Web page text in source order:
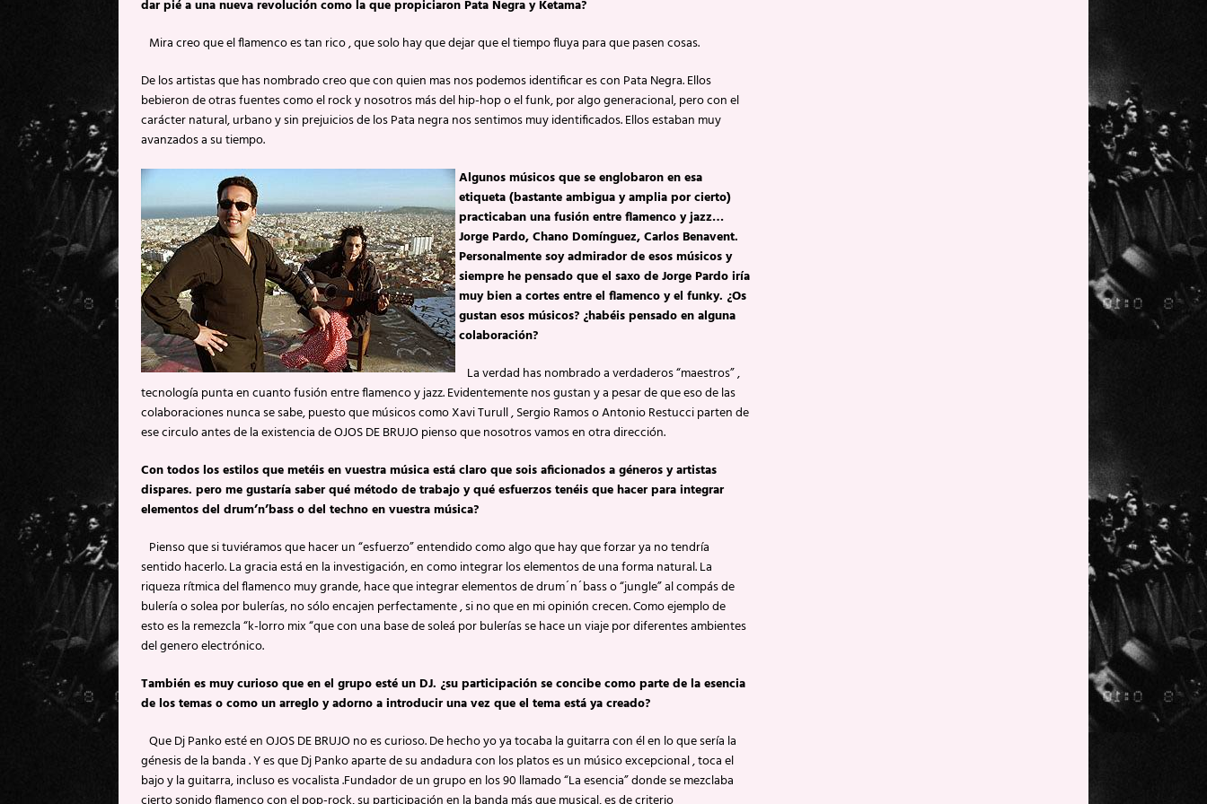
dar pié a una nueva revolución como la que propiciaron Pata Negra y Ketama?
Mira creo que el flamenco es tan rico , que solo hay que dejar que el tiempo fluya para que pasen cosas.
De los artistas que has nombrado creo que con quien mas nos podemos identificar es con Pata Negra. Ellos
bebieron de otras fuentes como el rock y nosotros más del hip-hop o el funk, por algo generacional, pero con el
carácter natural, urbano y sin prejuicios de los Pata negra nos sentimos muy identificados. Ellos estaban muy
avanzados a su tiempo.
Algunos músicos que se englobaron en esa
etiqueta (bastante ambigua y amplia por cierto)
practicaban una fusión entre flamenco y jazz…
Jorge Pardo, Chano Domínguez, Carlos Benavent.
Personalmente soy admirador de esos músicos y
siempre he pensado que el saxo de Jorge Pardo iría
muy bien a cortes entre el flamenco y el funky. ¿Os
gustan esos músicos? ¿habéis pensado en alguna
colaboración?
La verdad has nombrado a verdaderos “maestros” ,
tecnología punta en cuanto fusión entre flamenco y jazz. Evidentemente nos gustan y a pesar de que eso de las
colaboraciones nunca se sabe, puesto que músicos como Xavi Turull , Sergio Ramos o Antonio Restucci parten de
ese circulo antes de la existencia de OJOS DE BRUJO pienso que nosotros vamos en otra dirección.
Con todos los estilos que metéis en vuestra música está claro que sois aficionados a géneros y artistas
dispares. pero me gustaría saber qué método de trabajo y qué esfuerzos tenéis que hacer para integrar
elementos del drum’n’bass o del techno en vuestra música?
Pienso que si tuviéramos que hacer un “esfuerzo” entendido como algo que hay que forzar ya no tendría
sentido hacerlo. La gracia está en la investigación, en como integrar los elementos de una forma natural. La
riqueza rítmica del flamenco muy grande, hace que integrar elementos de drum´n´bass o “jungle” al compás de
bulería o solea por bulerías, no sólo encajen perfectamente , si no que en mi opinión crecen. Como ejemplo de
esto es la remezcla “k-lorro mix “que con una base de soleá por bulerías se hace un viaje por diferentes ambientes
del genero electrónico.
También es muy curioso que en el grupo esté un DJ. ¿su participación se concibe como parte de la esencia
de los temas o como un arreglo y adorno a introducir una vez que el tema está ya creado?
Que Dj Panko esté en OJOS DE BRUJO no es curioso. De hecho yo ya tocaba la guitarra con él en lo que sería la
génesis de la banda . Y es que Dj Panko aparte de su andadura con los platos es un músico excepcional , toca el
bajo y la guitarra, incluso es vocalista .Fundador de un grupo en los 90 llamado “La esencia” donde se mezclaba